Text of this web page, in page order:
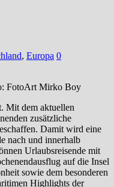
, Europa 0
FotoArt Mirko Boy
Mit dem aktuellen
zusätzliche
Damit wird eine
nach und innerhalb
Urlaubsreisende mit
auf die Insel
sowie dem besonderen
Highlights der